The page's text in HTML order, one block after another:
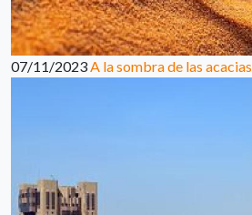
07/11/2023A la sombra de las acacias